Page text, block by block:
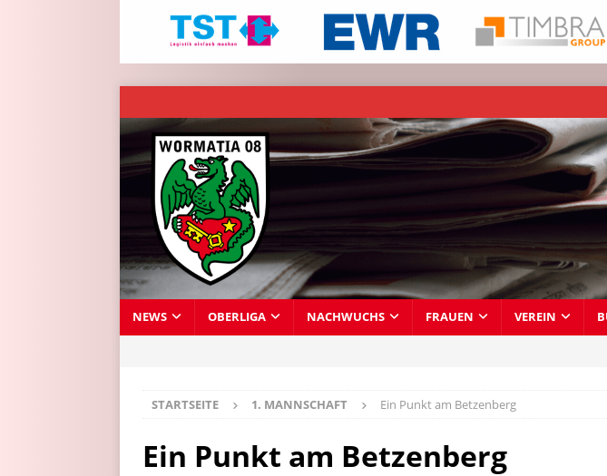
NEWS OBERLIGA NACHWUCHS FRAUEN VEREIN
STARTSEITE 1. MANNSCHAFT Ein Punkt am Betzenberg
Ein Punkt am Betzenberg